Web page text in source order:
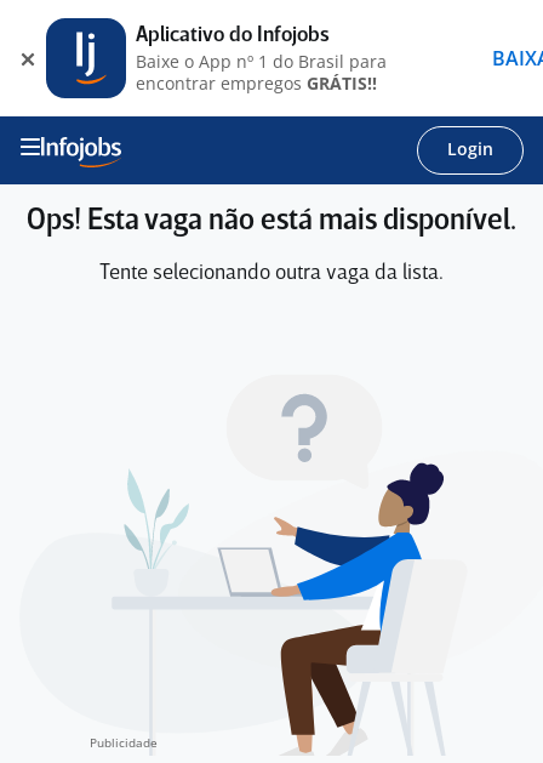
Login
Ops! Esta vaga não está mais disponível.
Tente selecionando outra vaga da lista.
Aplicativo do Infojobs
Baixe o App nº 1 do Brasil para
encontrar empregos GRÁTIS!!